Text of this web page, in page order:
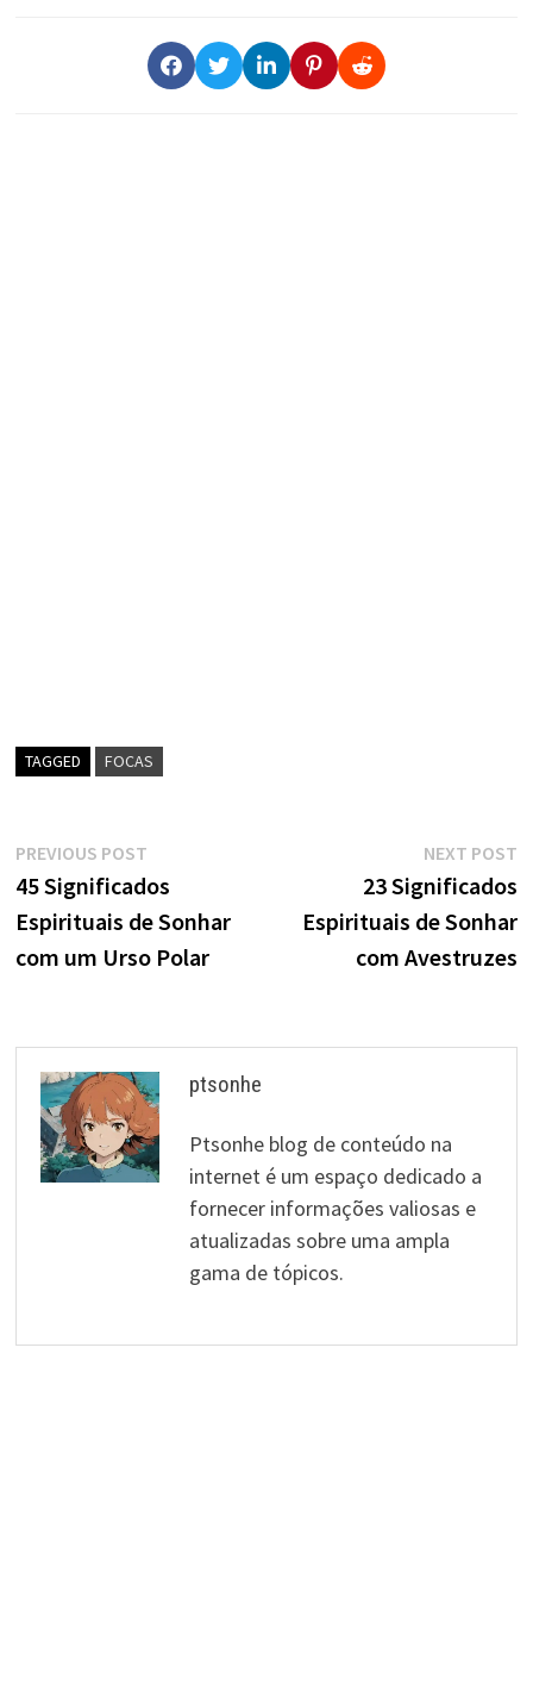
TAGGED FOCAS
Navegação
de
artigos
PREVIOUS POSTPrevious
post:
45 Significados
Espirituais de Sonhar
com um Urso Polar
NEXT POST
23 Significados
Espirituais de Sonhar
com Avestruzes
ptsonhe
Ptsonhe blog de conteúdo na
internet é um espaço dedicado a
fornecer informações valiosas e
atualizadas sobre uma ampla
gama de tópicos.